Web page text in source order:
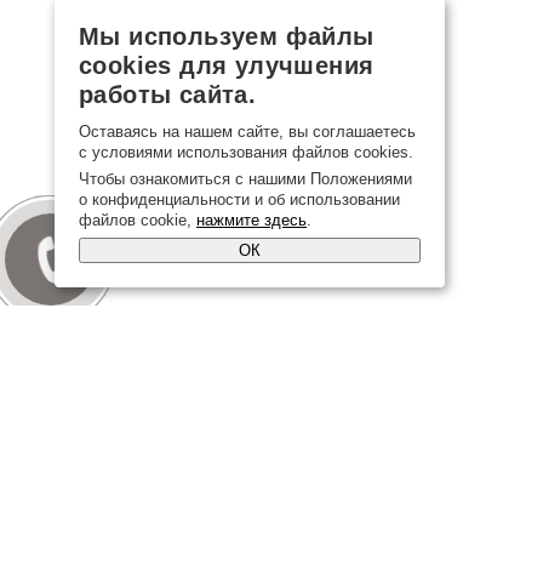
Мы используем файлы
cookies для улучшения
работы сайта.
Оставаясь на нашем сайте, вы соглашаетесь
с условиями использования файлов cookies.
Чтобы ознакомиться с нашими Положениями
о конфиденциальности и об использовании
файлов cookie, нажмите здесь.
ОК